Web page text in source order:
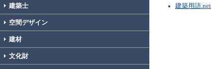
建築士
空間デザイン
建材
文化財
建築用語.net